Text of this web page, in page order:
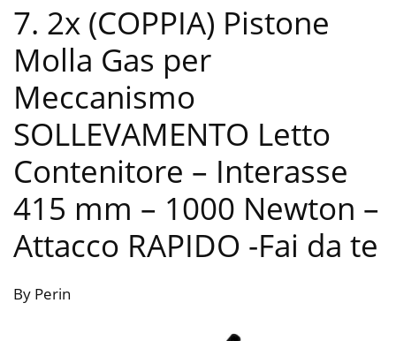
7. 2x (COPPIA) Pistone
Molla Gas per
Meccanismo
SOLLEVAMENTO Letto
Contenitore – Interasse
415 mm – 1000 Newton –
Attacco RAPIDO -Fai da te
By Perin